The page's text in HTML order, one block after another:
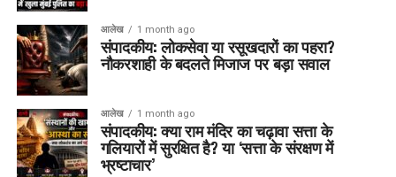
आलेख 1 month ago
संपादकीय: लोकसेवा या रसूखदारों का पहरा?
नौकरशाही के बदलते मिजाज पर बड़ा सवाल
आलेख 1 month ago
संपादकीय: क्या राम मंदिर का चढ़ावा सत्ता के
गलियारों में सुरक्षित है? या ‘सत्ता के संरक्षण में
भ्रष्टाचार’